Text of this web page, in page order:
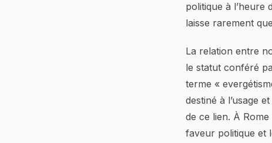
politique à l’heure
laisse rarement
La relation entre
le statut conféré
terme «
destiné à l’usage
de ce lien. À
faveur politique et